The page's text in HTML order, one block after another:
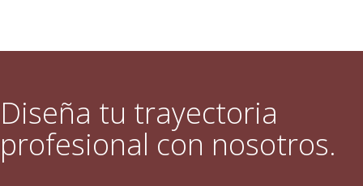
Diseña tu trayectoria
profesional con nosotros.